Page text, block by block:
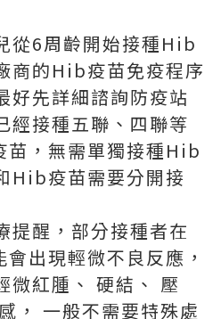
從6周齡開始接種Hib
商的Hib疫苗免疫程序
好先詳細諮詢防疫站
經接種五聯、四聯等
，無需單獨接種Hib
Hib疫苗需要分開接
提醒，部分接種者在
出現輕微不良反應，
微紅腫、 硬結、 壓
， 一般不需要特殊處